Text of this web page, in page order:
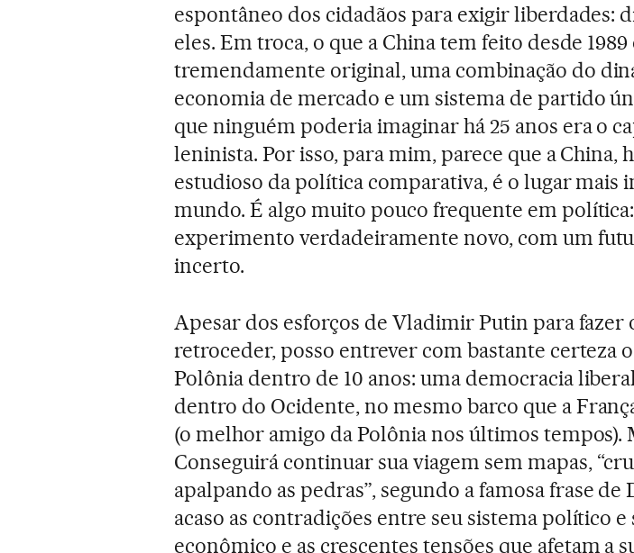
espontâneo dos cidadãos para exigir liberdades:
eles. Em troca, o que a China tem feito desde 1989
tremendamente original, uma combinação do
economia de mercado e um sistema de partido
que ninguém poderia imaginar há 25 anos era o
leninista. Por isso, para mim, parece que a China,
estudioso da política comparativa, é o lugar mais
mundo. É algo muito pouco frequente em
experimento verdadeiramente novo, com um
incerto.
Apesar dos esforços de Vladimir Putin para fazer
retroceder, posso entrever com bastante certeza
Polônia dentro de 10 anos: uma democracia
dentro do Ocidente, no mesmo barco que a
(o melhor amigo da Polônia nos últimos tempos).
Conseguirá continuar sua viagem sem mapas,
apalpando as pedras”, segundo a famosa frase de
acaso as contradições entre seu sistema político e
econômico e as crescentes tensões que afetam a